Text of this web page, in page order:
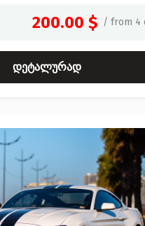
200.00 $ / from 4
დეტალურად